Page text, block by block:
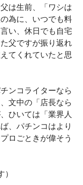
は生前、「ワシは
為に、いつでも料
い、休日でも自宅
父ですが振り返れ
てくれていたと思
ンコライターなら
文中の「店長なら
ひいては「業界人
、パチンコはより
ロごときが偉そう